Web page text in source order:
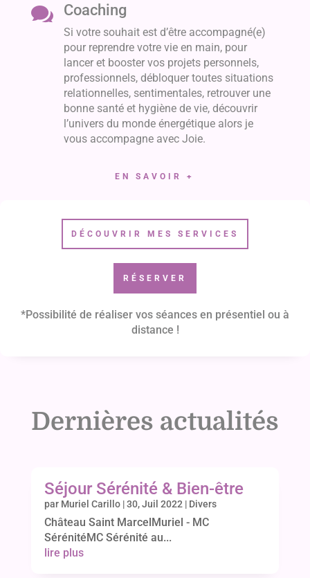
 Coaching
Si votre souhait est d’être accompagné(e)
pour reprendre votre vie en main, pour
lancer et booster vos projets personnels,
professionnels, débloquer toutes situations
relationnelles, sentimentales, retrouver une
bonne santé et hygiène de vie, découvrir
l’univers du monde énergétique alors je
vous accompagne avec Joie.
EN SAVOIR +
DÉCOUVRIR MES SERVICES
RÉSERVER
*Possibilité de réaliser vos séances en présentiel ou à
distance !
Dernières actualités
Séjour Sérénité & Bien-être
par Muriel Carillo|30, Juil 2022 | Divers
Château Saint MarcelMuriel - MC
SérénitéMC Sérénité au...
lire plus